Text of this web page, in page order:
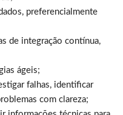
preferencialmente
de integração contínua,
ágeis;
falhas, identificar
com clareza;